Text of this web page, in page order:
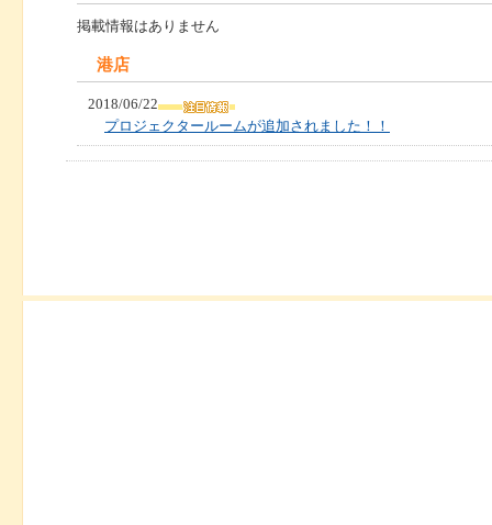
掲載情報はありません
港店
2018/06/22
プロジェクタールームが追加されました！！